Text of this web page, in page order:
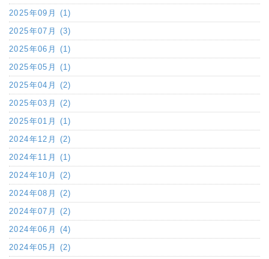
2025年09月 (1)
2025年07月 (3)
2025年06月 (1)
2025年05月 (1)
2025年04月 (2)
2025年03月 (2)
2025年01月 (1)
2024年12月 (2)
2024年11月 (1)
2024年10月 (2)
2024年08月 (2)
2024年07月 (2)
2024年06月 (4)
2024年05月 (2)